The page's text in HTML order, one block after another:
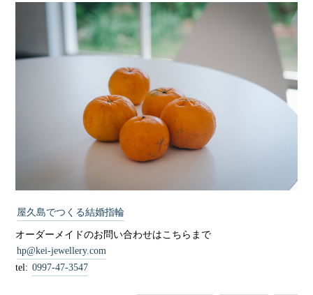
屋久島でつくる結婚指輪
オーダーメイドのお問い合わせはこちらまで
hp@kei-jewellery.com
tel: 0997-47-3547